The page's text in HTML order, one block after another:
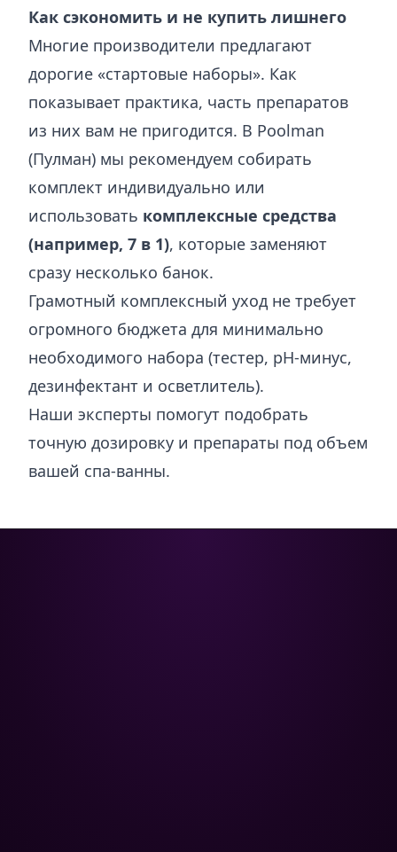
Как сэкономить и не купить лишнего
Многие производители предлагают
дорогие «стартовые наборы». Как
показывает практика, часть препаратов
из них вам не пригодится. В Poolman
(Пулман) мы рекомендуем собирать
комплект индивидуально или
использовать комплексные средства
(например, 7 в 1), которые заменяют
сразу несколько банок.
Грамотный комплексный уход не требует
огромного бюджета для минимально
необходимого набора (тестер, pH-минус,
дезинфектант и осветлитель).
Наши эксперты помогут подобрать
точную дозировку и препараты под объем
вашей спа-ванны.